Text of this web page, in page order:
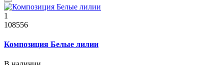
1
108556
Композиция Белые лилии